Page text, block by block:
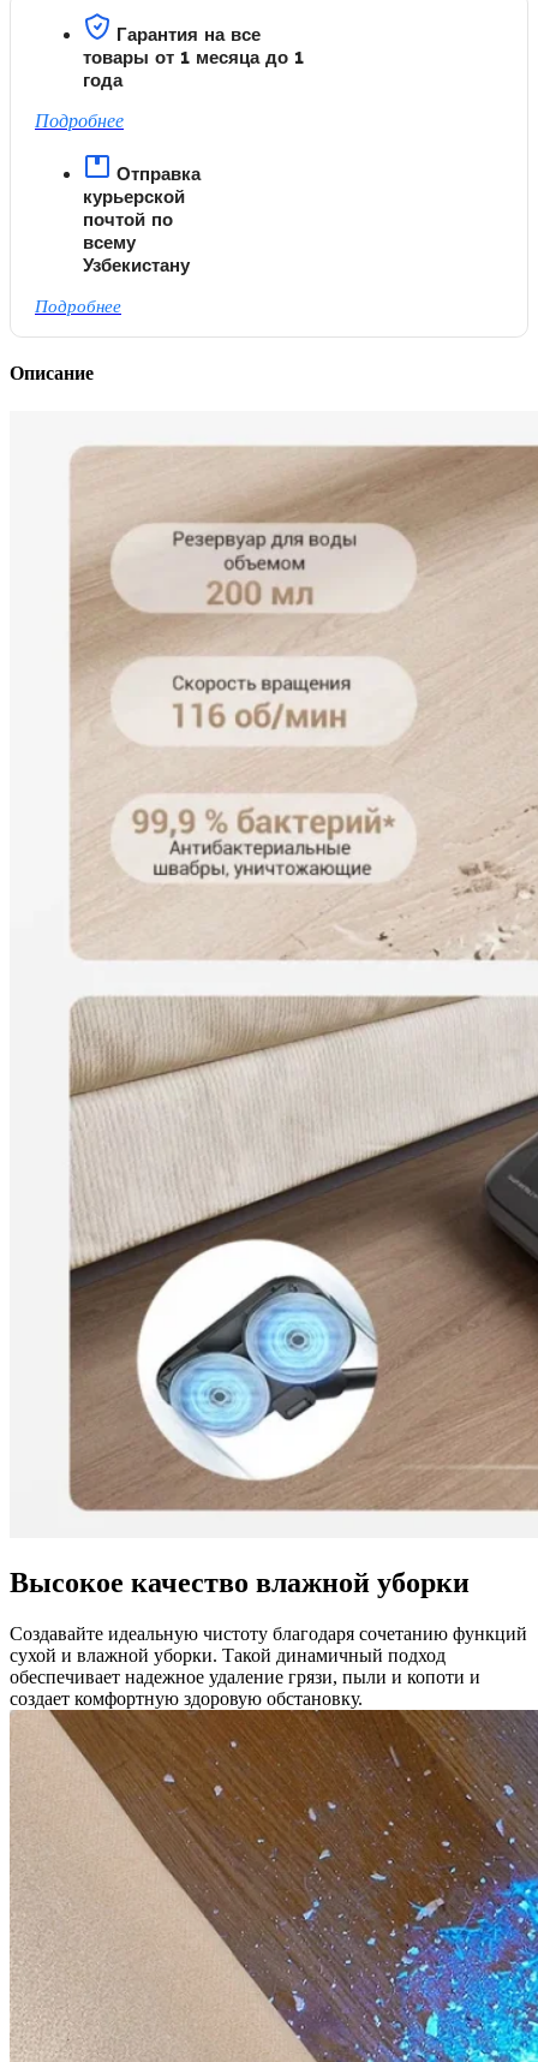
Гарантия на все
товары от 1 месяца до 1
года
Подробнее
Отправка
курьерской
почтой по
всему
Узбекистану
Подробнее
Описание
Высокое качество влажной уборки
Создавайте идеальную чистоту благодаря сочетанию функций
сухой и влажной уборки. Такой динамичный подход
обеспечивает надежное удаление грязи, пыли и копоти и
создает комфортную здоровую обстановку.